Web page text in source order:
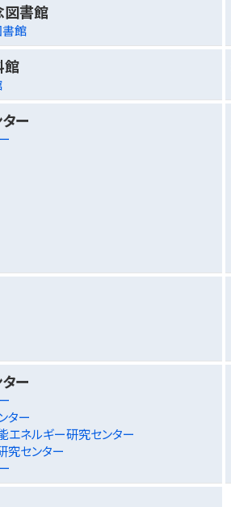
図書館
館
館
ー
ー
ター
エネルギー研究センター
究センター